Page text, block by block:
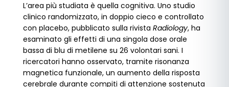
L’area più studiata è quella cognitiva. Uno studio
clinico randomizzato, in doppio cieco e controllato
con placebo, pubblicato sulla rivista Radiology, ha
esaminato gli effetti di una singola dose orale
bassa di blu di metilene su 26 volontari sani. I
ricercatori hanno osservato, tramite risonanza
magnetica funzionale, un aumento della risposta
cerebrale durante compiti di attenzione sostenuta